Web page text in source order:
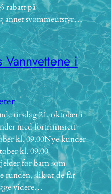
rabatt på
annet svømmeutstyr…
i
tirsdag 21. oktober i
med fortrinnsrett
kl. 09.00Nye kunder
kl. 09.00
for barn som
runden, slik at de får
videre…